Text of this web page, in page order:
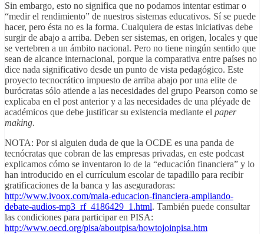
Sin embargo, esto no significa que no podamos intentar estimar o
“medir el rendimiento” de nuestros sistemas educativos. Sí se puede
hacer, pero ésta no es la forma. Cualquiera de estas iniciativas debe
surgir de abajo a arriba. Deben ser sistemas, en origen, locales y que
se vertebren a un ámbito nacional. Pero no tiene ningún sentido que
sean de alcance internacional, porque la comparativa entre países no
dice nada significativo desde un punto de vista pedagógico. Este
proyecto tecnocrático impuesto de arriba abajo por una elite de
burócratas sólo atiende a las necesidades del grupo Pearson como se
explicaba en el post anterior y a las necesidades de una pléyade de
académicos que debe justificar su existencia mediante el paper
making.
NOTA: Por si alguien duda de que la OCDE es una panda de
tecnócratas que cobran de las empresas privadas, en este podcast
explicamos cómo se inventaron lo de la “educación financiera” y lo
han introducido en el currículum escolar de tapadillo para recibir
gratificaciones de la banca y las aseguradoras:
http://www.ivoox.com/mala-educacion-financiera-ampliando-
debate-audios-mp3_rf_4186429_1.html. También puede consultar
las condiciones para participar en PISA:
http://www.oecd.org/pisa/aboutpisa/howtojoinpisa.htm